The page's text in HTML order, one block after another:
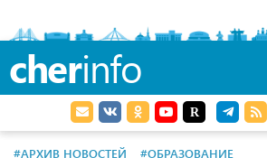
cherinfo
#АРХИВ НОВОСТЕЙ #ОБРАЗОВАНИЕ